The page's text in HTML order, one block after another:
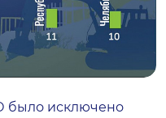
было исключено